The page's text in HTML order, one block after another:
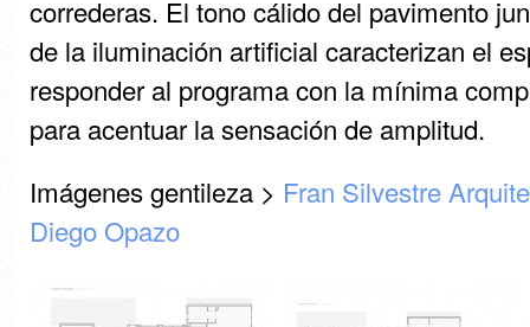
correderas. El tono cálido del pavimento
de la iluminación artificial caracterizan el
responder al programa con la mínima
para acentuar la sensación de amplitud.
Imágenes gentileza > Fran Silvestre
Diego Opazo